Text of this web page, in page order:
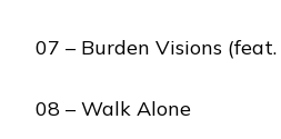
07 – Burden Visions
08 – Walk Alone